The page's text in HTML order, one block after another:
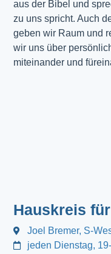
aus der Bibel und
zu uns spricht. Auch
geben wir Raum und
wir uns über
miteinander und
Hauskreis
Joel Bremer, S-
jeden Dienstag,